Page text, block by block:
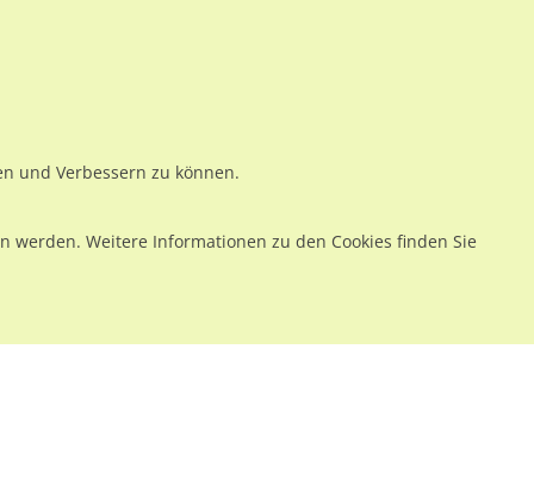
10 RS
und Verbessern zu können.
werden. Weitere Informationen zu den Cookies finden Sie